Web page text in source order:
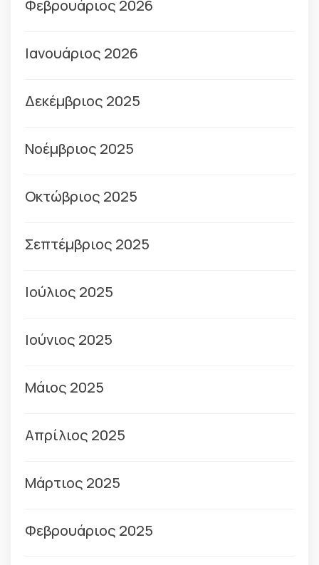
Φεβρουάριος 2026
Ιανουάριος 2026
Δεκέμβριος 2025
Νοέμβριος 2025
Οκτώβριος 2025
Σεπτέμβριος 2025
Ιούλιος 2025
Ιούνιος 2025
Μάιος 2025
Απρίλιος 2025
Μάρτιος 2025
Φεβρουάριος 2025